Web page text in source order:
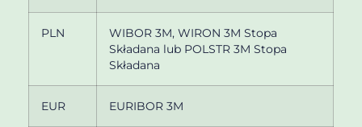
PLN
WIBOR 3M, WIRON 3M Stopa
Składana lub POLSTR 3M Stopa
Składana
EUR EURIBOR 3M